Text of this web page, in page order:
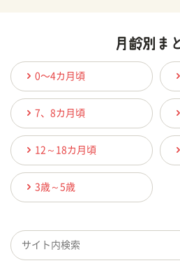
0〜4カ月頃
7、8カ月頃
12～18カ月頃
3歳～5歳
検索キーワード入力